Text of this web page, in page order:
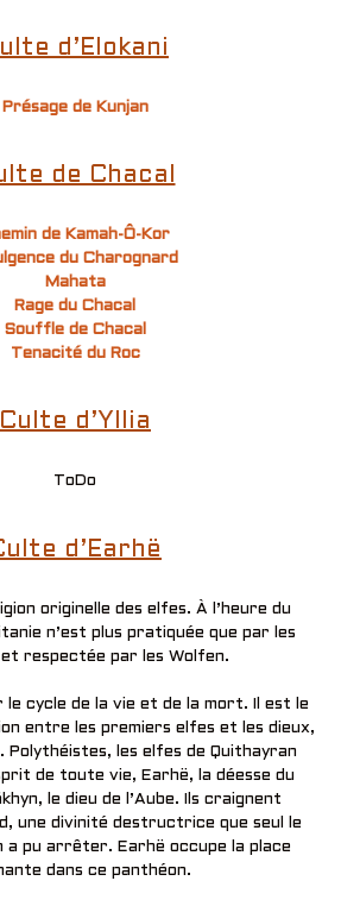
d’Elokani
Présage de Kunjan
de Chacal
de Kamah-Ô-Kor
du Charognard
Mahata
Rage du Chacal
Souffle de Chacal
Tenacité du Roc
Culte d’Yllia
ToDo
d’Earhë
originelle des elfes. À l’heure du
n’est plus pratiquée que par les
et respectée par les Wolfen.
le cycle de la vie et de la mort. Il est le
entre les premiers elfes et les dieux,
Polythéistes, les elfes de Quithayran
de toute vie, Earhë, la déesse du
le dieu de l’Aube. Ils craignent
une divinité destructrice que seul le
a pu arrêter. Earhë occupe la place
dans ce panthéon.